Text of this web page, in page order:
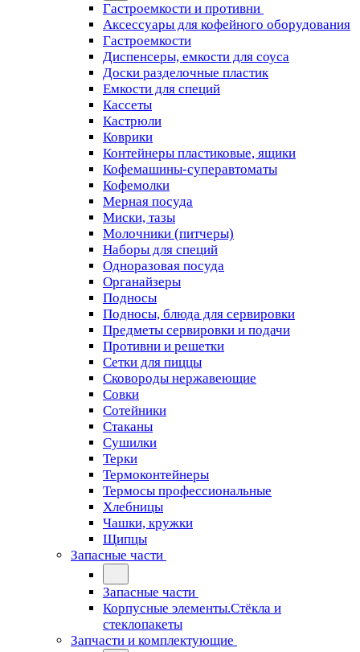
Гастроемкости и противни
Аксессуары для кофейного оборудования
Гастроемкости
Диспенсеры, емкости для соуса
Доски разделочные пластик
Емкости для специй
Кассеты
Кастрюли
Коврики
Контейнеры пластиковые, ящики
Кофемашины-суперавтоматы
Кофемолки
Мерная посуда
Миски, тазы
Молочники (питчеры)
Наборы для специй
Одноразовая посуда
Органайзеры
Подносы
Подносы, блюда для сервировки
Предметы сервировки и подачи
Противни и решетки
Сетки для пиццы
Сковороды нержавеющие
Совки
Сотейники
Стаканы
Сушилки
Терки
Термоконтейнеры
Термосы профессиональные
Хлебницы
Чашки, кружки
Щипцы
Запасные части
Запасные части
Корпусные элементы.Стёкла и
стеклопакеты
Запчасти и комплектующие